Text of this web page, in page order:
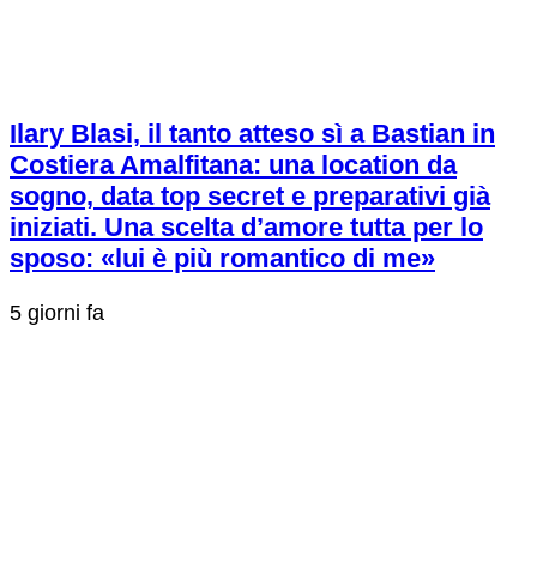
Ilary Blasi, il tanto atteso sì a Bastian in
Costiera Amalfitana: una location da
sogno, data top secret e preparativi già
iniziati. Una scelta d’amore tutta per lo
sposo: «lui è più romantico di me»
5 giorni fa